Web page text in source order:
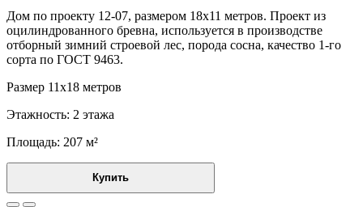
Дом по проекту 12-07, размером 18х11 метров. Проект из
оцилиндрованного бревна, используется в производстве
отборный зимний строевой лес, порода сосна, качество 1-го
сорта по ГОСТ 9463.
Размер 11х18 метров
Этажность: 2 этажа
Площадь: 207 м²
Купить